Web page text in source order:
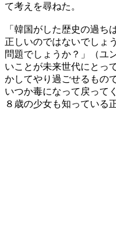
て考えを尋ねた。
「韓国がした歴史の過ち
正しいのではないでしょ
問題でしょうか？」（ユ
いことが未来世代にとっ
かしてやり過ごせるもの
いつか毒になって戻って
８歳の少女も知っている